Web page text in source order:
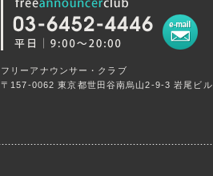
フリーアナウンサー・クラブ
〒157-0062 東京都世田谷南烏山2-9-3 岩尾ビル